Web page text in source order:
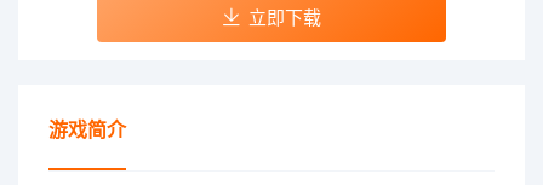
立即下载
游戏简介